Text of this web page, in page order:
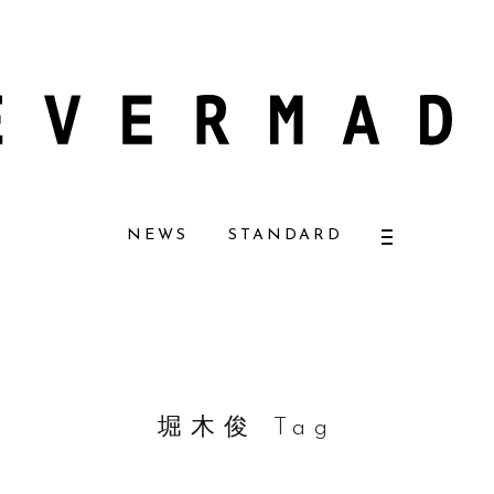
【エバーメイドシ
NEWS STANDARD
堀木俊 Tag